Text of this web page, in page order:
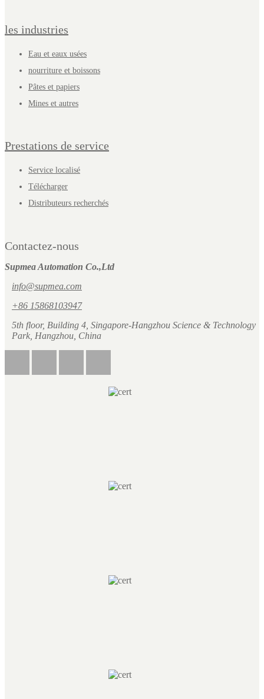
les industries
Eau et eaux usées
nourriture et boissons
Pâtes et papiers
Mines et autres
Prestations de service
Service localisé
Télécharger
Distributeurs recherchés
Contactez-nous
Supmea Automation Co.,Ltd
info@supmea.com
+86 15868103947
5th floor, Building 4, Singapore-Hangzhou Science & Technology
Park, Hangzhou, China